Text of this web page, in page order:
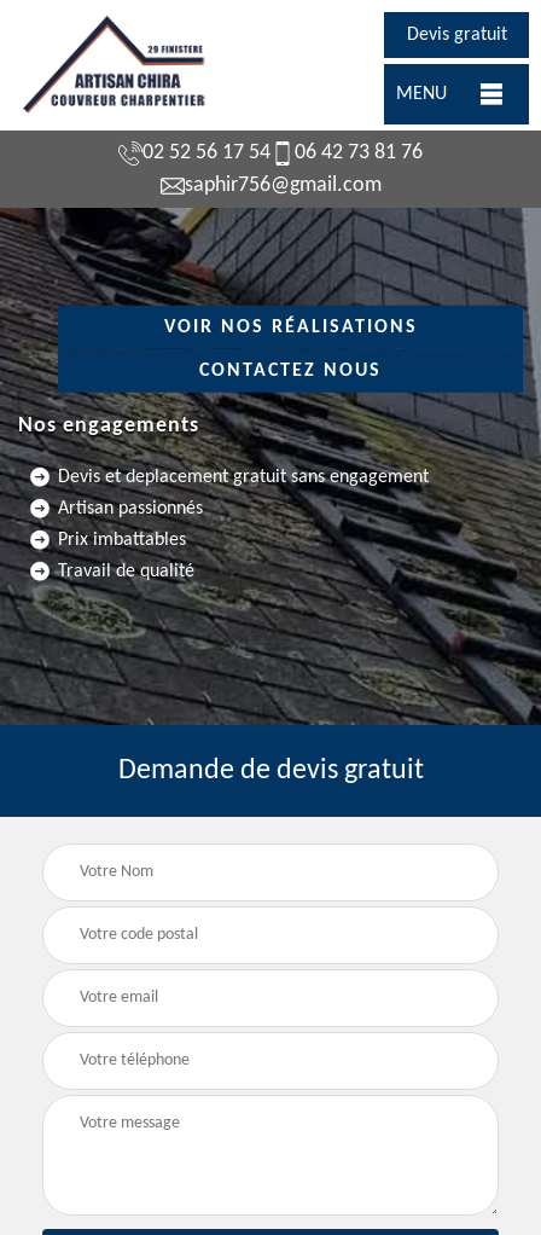
Devis gratuit
MENU
02 52 56 17 54
06 42 73 81 76
saphir756@gmail.com
VOIR NOS RÉALISATIONS
CONTACTEZ NOUS
Nos engagements
Devis et deplacement gratuit sans engagement
Artisan passionnés
Prix imbattables
Travail de qualité
Demande de devis gratuit